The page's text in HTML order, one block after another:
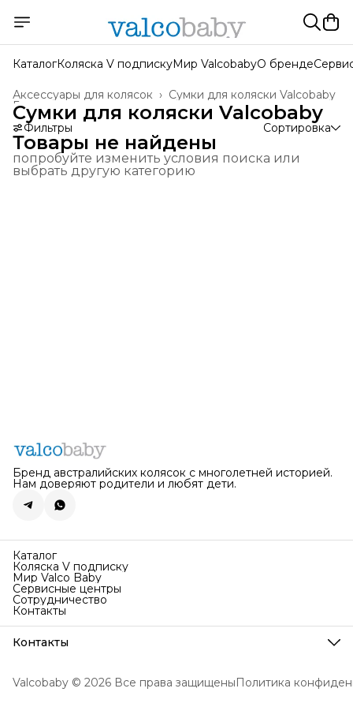
КаталогКоляска V подпискуМир ValcobabyО бренде
Сумки для коляски Valcobaby
Аксессуары для колясок ›
Главная ›
Сумки для коляски Valcobaby
Фильтры Сортировка
Товары не найдены
попробуйте изменить условия поиска или
выбрать другую категорию
Бренд австралийских колясок с многолетней историей.
Нам доверяют родители и любят дети.
Каталог
Коляска V подписку
Мир Valco Baby
Сервисные центры
Сотрудничество
Контакты
Контакты
Поддержка работает
Пн-Вс с 10:00 по 20:00
Valcobaby © 2026 Все права защищеныПолитика